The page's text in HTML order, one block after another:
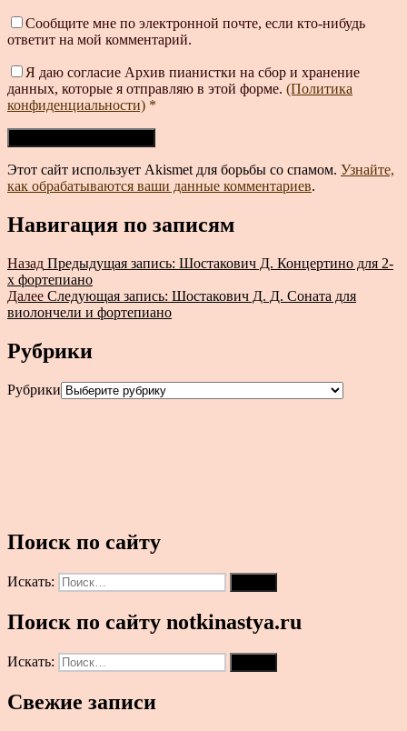
Сообщите мне по электронной почте, если кто-нибудь
ответит на мой комментарий.
Я даю согласие Архив пианистки на сбор и хранение
данных, которые я отправляю в этой форме. (Политика
конфиденциальности) *
Этот сайт использует Akismet для борьбы со спамом. Узнайте,
как обрабатываются ваши данные комментариев.
Навигация по записям
Назад Предыдущая запись: Шостакович Д. Концертино для 2-
х фортепиано
Далее Следующая запись: Шостакович Д. Д. Соната для
виолончели и фортепиано
Рубрики
Рубрики
Поиск по сайту
Искать:
Поиск по сайту notkinastya.ru
Искать:
Свежие записи